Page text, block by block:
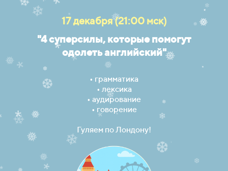
❅
❆
❅
❄
❄
❅
❄
*
❅
❅ .
❆
❅
*
* *
❅
❅ .
❄ *
* ❄
❄ *
17 декабря (21:00 мск)
"4 суперсилы, которыепомогут
одолеть английский"
•⁠ грамматика
•⁠ лексика
•⁠ аудирование
•⁠ говорение
Гуляем по Лондону!